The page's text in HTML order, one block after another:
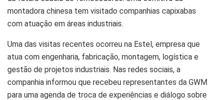
montadora chinesa tem visitado companhias capixabas
com atuação em áreas industriais.
Uma das visitas recentes ocorreu na Estel, empresa que
atua com engenharia, fabricação, montagem, logística e
gestão de projetos industriais. Nas redes sociais, a
companhia informou que recebeu representantes da GWM
para uma agenda de troca de experiências e diálogo sobre